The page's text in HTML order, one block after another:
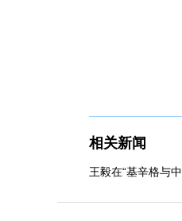
相关新闻
王毅在“基辛格与